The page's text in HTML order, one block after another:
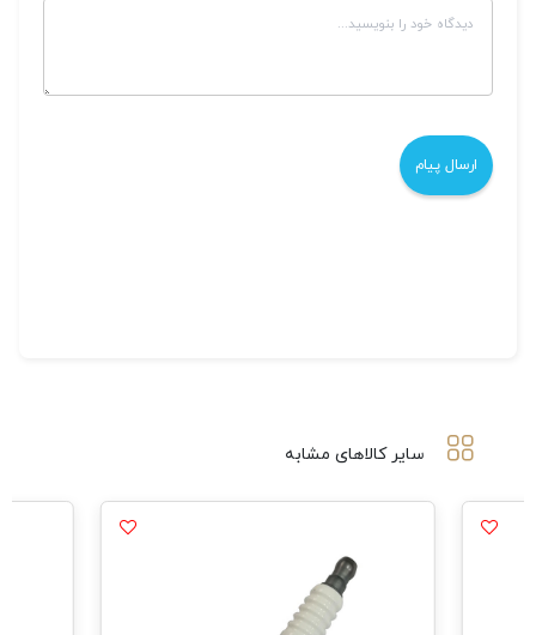
سایر کالاهای مشابه